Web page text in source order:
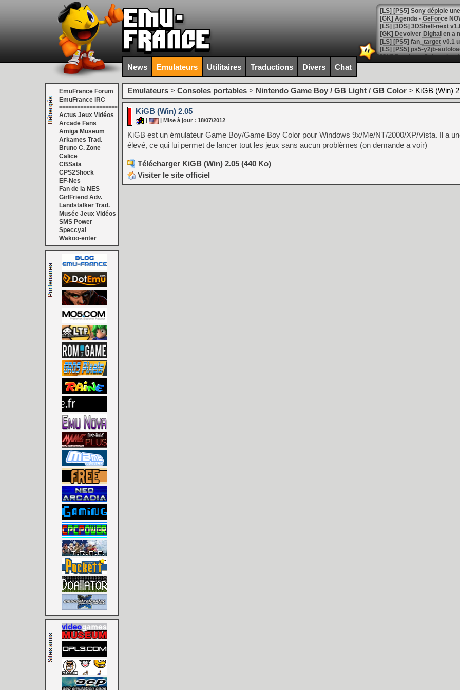
[GK] Agenda - GeForce
[GK] Devolver Digital en a
[LS] [PS5] ps5-y2jb-
[GK] Pourquoi Marvel
[GK] Test : Restory : Chill
[GK] GTA 6 : Rockstar
[GK] Hot Wheels Infinite
[GK] Mémoire cash -
[GK] Résultats Nintendo :
[GK] Déjà des
[Mo5] Brickboy cherche à
[GK] Minecraft et ses «
[GK] Beast of
[GK] Ubisoft : fin de partie
[GK] Mémoire cash -
[GK] Dan Houser (GTA)
[GK] Comment EA Sports
[GK] Crimson Moon : un
[GK] Isle of Reveries : le
[GK] Moonlighter 2 : The
[GK] Capcom relance
[Mo5] Deux inédits du
[GK] Le beat'em up The
[GK] Endless Legend 2 :
[LS] [PS5] Le WebKit
[GK] Oubliez Crazy Taxi,
[LS] [Switch] NSZ 5.0.0
[GK] No More Room in
News Emulateurs Utilitaires Traductions Divers Chat
EmuFrance Forum
EmuFrance IRC
===================
Actus Jeux Vidéos
Arcade Fans
Amiga Museum
Arkames Trad.
Bruno C. Zone
Calice
CBSata
CPS2Shock
EF-Nes
Fan de la NES
GirlFriend Adv.
Landstalker Trad.
Musée Jeux Vidéos
SMS Power
Speccyal
Wakoo-enter
Emulateurs > Consoles portables > Nintendo Game Boy / GB Light / GB Color > KiGB (Win)
KiGB (Win) 2.05
| Mise à jour : 18/07/2012
KiGB est un émulateur Game Boy/Game Boy Color pour Windows 9x/Me/NT/2000/XP/Vista. Il a
élevé, ce qui lui permet de lancer tout les jeux sans aucun problèmes (on demande a voir)
Télécharger KiGB (Win) 2.05 (440 Ko)
Visiter le site officiel